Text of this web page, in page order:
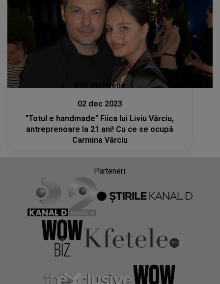
Stiri mondene
02 dec 2023
”Totul e handmade” Fiica lui Liviu Vârciu,
antreprenoare la 21 ani! Cu ce se ocupă
Carmina Vârciu
Parteneri: